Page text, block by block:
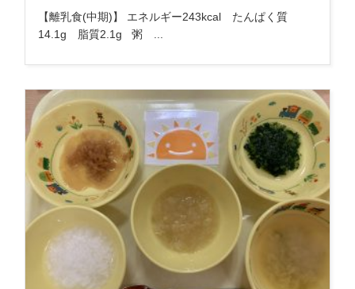
【離乳食(中期)】 エネルギー243kcal たんぱく質
14.1g 脂質2.1g 粥 ...